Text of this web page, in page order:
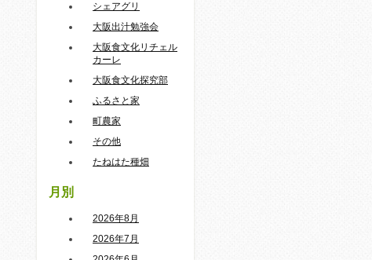
シェアグリ
大阪出汁勉強会
大阪食文化リチェル
カーレ
大阪食文化探究部
ふるさと家
町農家
その他
たねはた種畑
月別
2026年8月
2026年7月